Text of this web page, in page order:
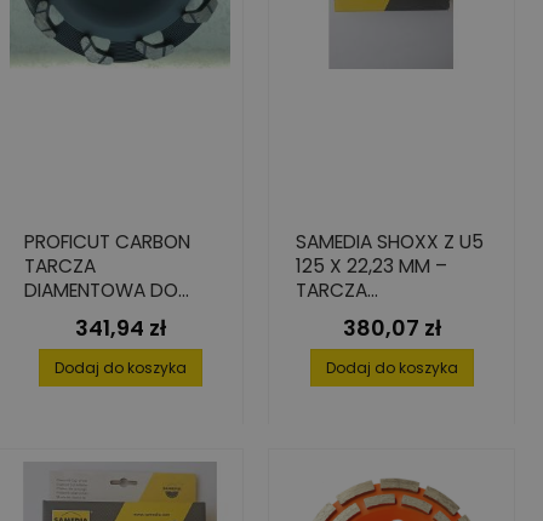
PROFICUT CARBON
TARCZA
DIAMENTOWA DO
SZLIFOWANIA BETONU
PREMIUM 180X22,2 10
SEG.
Cena
341,94 zł
Dodaj do koszyka
SAMEDIA SHOXX Z U5
125 X 22,23 MM –
TARCZA
DIAMENTOWA
GARNKOWA DO
BETONU
Cena
380,07 zł
Dodaj do koszyka